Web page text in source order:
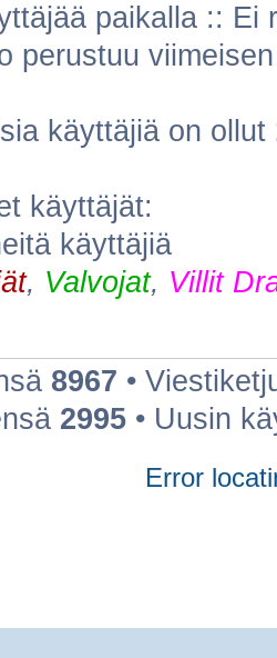
paikalla :: Ei
perustuu
käyttäjiä on ollut
käyttäjät:
käyttäjiä
, Valvojat, Villit
8967 •
2995 • Uusin
Error